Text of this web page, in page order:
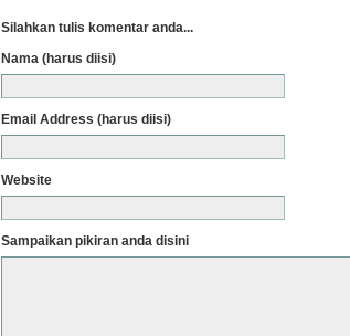
Silahkan tulis komentar anda...
Nama (harus diisi)
Email Address (harus diisi)
Website
Sampaikan pikiran anda disini